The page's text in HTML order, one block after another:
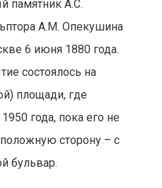
памятник А.С.
А.М. Опекушина
6 июня 1880 года.
состоялось на
площади, где
года, пока его не
сторону – с
бульвар.